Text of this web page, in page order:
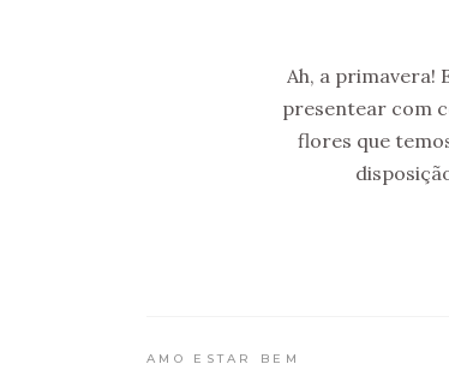
Ah, a primavera!
presentear com
flores que
AMO ESTAR BEM